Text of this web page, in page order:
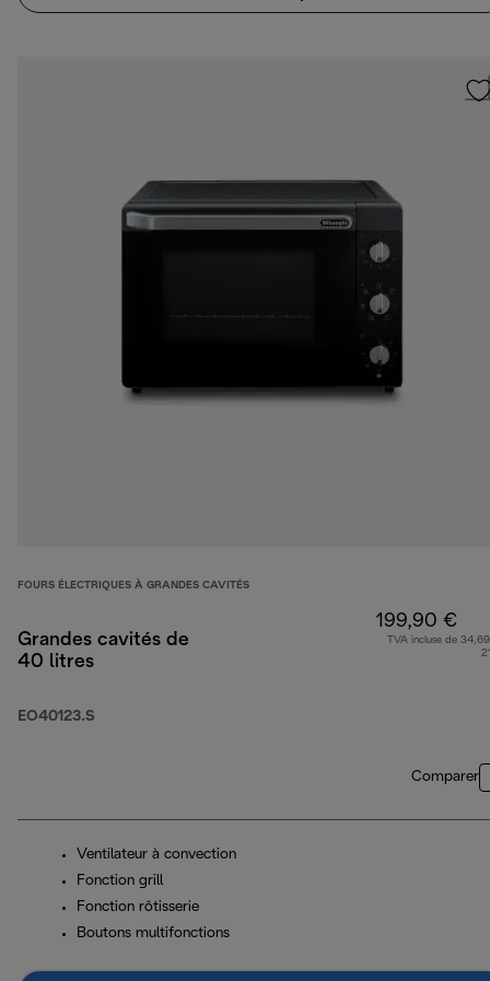
FOURS ÉLECTRIQUES À GRANDES CAVITÉS
Grandes cavités de
40 litres
EO40123.S
199,90 €
TVA incluse de
Comparer
Ventilateur à convection
Fonction grill
Fonction rôtisserie
Boutons multifonctions